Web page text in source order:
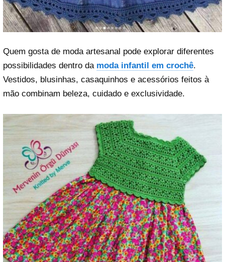
Quem gosta de moda artesanal pode explorar diferentes
possibilidades dentro da moda infantil em crochê.
Vestidos, blusinhas, casaquinhos e acessórios feitos à
mão combinam beleza, cuidado e exclusividade.